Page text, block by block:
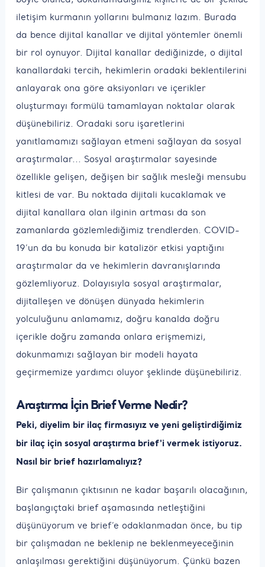
iletişim kurmanın yollarını bulmanız lazım. Burada
da bence dijital kanallar ve dijital yöntemler önemli
bir rol oynuyor. Dijital kanallar dediğinizde, o dijital
kanallardaki tercih, hekimlerin oradaki beklentilerini
anlayarak ona göre aksiyonları ve içerikler
oluşturmayı formülü tamamlayan noktalar olarak
düşünebiliriz. Oradaki soru işaretlerini
yanıtlamamızı sağlayan etmeni sağlayan da sosyal
araştırmalar... Sosyal araştırmalar sayesinde
özellikle gelişen, değişen bir sağlık mesleği mensubu
kitlesi de var. Bu noktada dijitali kucaklamak ve
dijital kanallara olan ilginin artması da son
zamanlarda gözlemlediğimiz trendlerden. COVID-
19’un da bu konuda bir katalizör etkisi yaptığını
araştırmalar da ve hekimlerin davranışlarında
gözlemliyoruz. Dolayısıyla sosyal araştırmalar,
dijitalleşen ve dönüşen dünyada hekimlerin
yolculuğunu anlamamız, doğru kanalda doğru
içerikle doğru zamanda onlara erişmemizi,
dokunmamızı sağlayan bir modeli hayata
geçirmemize yardımcı oluyor şeklinde düşünebiliriz.
Araştırma İçin Brief Verme Nedir?
Peki, diyelim bir ilaç firmasıyız ve yeni geliştirdiğimiz
bir ilaç için sosyal araştırma brief'i vermek istiyoruz.
Nasıl bir brief hazırlamalıyız?
Bir çalışmanın çıktısının ne kadar başarılı olacağının,
başlangıçtaki brief aşamasında netleştiğini
düşünüyorum ve brief’e odaklanmadan önce, bu tip
bir çalışmadan ne beklenip ne beklenmeyeceğinin
anlaşılması gerektiğini düşünüyorum. Çünkü bazen